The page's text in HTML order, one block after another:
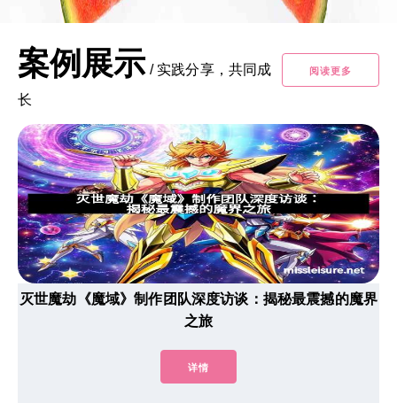
案例展示 / 实践分享，共同成
长
阅读更多
灭世魔劫《魔域》制作团队深度访谈：揭秘最震撼的魔界
之旅
详情